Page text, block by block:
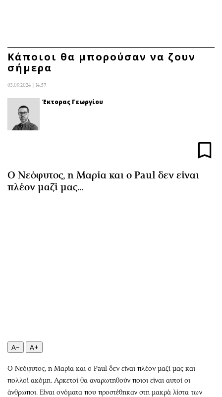
Παιδεία
Υγεία
Εκλογές 2024
Προεδρικές 2023
Επιχειρήσεις
Money Review
AstroBank Properties
Ενοικιάζονται
Περιβάλλον
Κάποιοι θα μπορούσαν να ζουν
σήμερα
03.09.2024 | 14:57
Έκτορας Γεωργίου
Ο Νεόφυτος, η Μαρία και ο Paul δεν είναι
πλέον μαζί μας...
A− A+
Ο Νεόφυτος, η Μαρία και ο Paul δεν είναι πλέον μαζί μας και
πολλοί ακόμη. Αρκετοί θα αναρωτηθούν ποιοι είναι αυτοί οι
άνθρωποι. Είναι ονόματα που προστέθηκαν στη μακρά λίστα των